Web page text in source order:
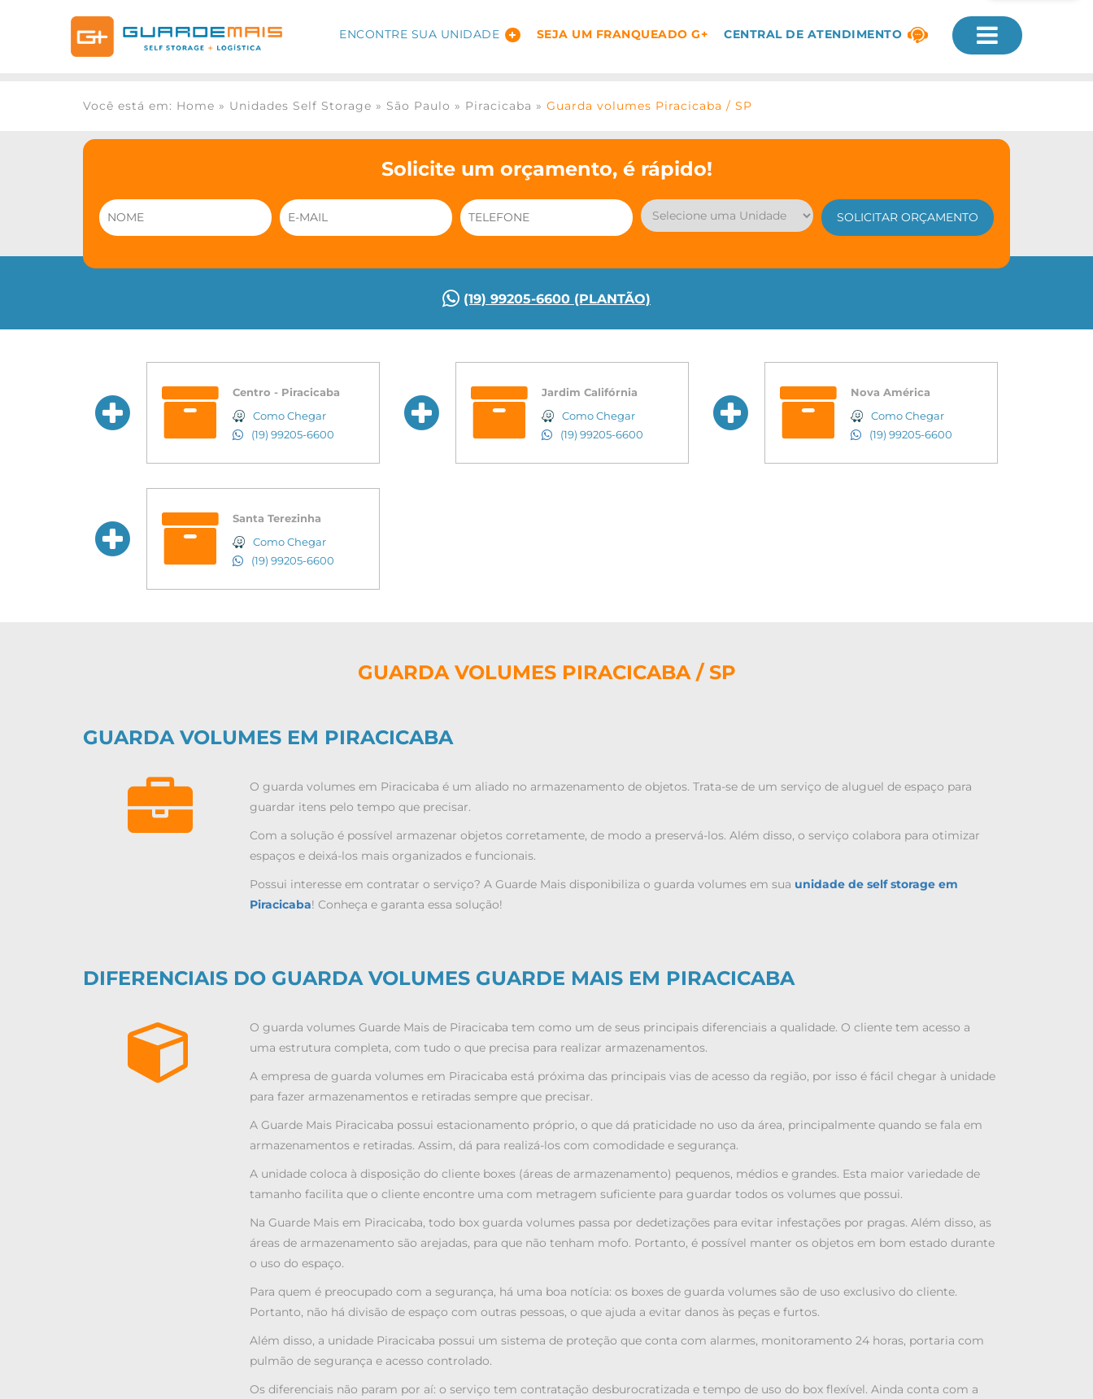
ENCONTRE SUA UNIDADE SEJA UM FRANQUEADO G+ CENTRAL DE ATENDIMENTO
Você está em: Home » Unidades Self Storage » São Paulo » Piracicaba » Guarda volumes Piracicaba / SP
Solicite um orçamento, é rápido!
(19) 99205-6600 (PLANTÃO)
Centro - Piracicaba
Como Chegar
(19) 99205-6600
Jardim Califórnia
Como Chegar
(19) 99205-6600
Nova América
Como Chegar
(19) 99205-6600
Santa Terezinha
Como Chegar
(19) 99205-6600
GUARDA VOLUMES PIRACICABA / SP
GUARDA VOLUMES EM PIRACICABA
O guarda volumes em Piracicaba é um aliado no armazenamento de objetos. Trata-se de um serviço de aluguel de espaço para
guardar itens pelo tempo que precisar.
Com a solução é possível armazenar objetos corretamente, de modo a preservá-los. Além disso, o serviço colabora para otimizar
espaços e deixá-los mais organizados e funcionais.
Possui interesse em contratar o serviço? A Guarde Mais disponibiliza o guarda volumes em sua unidade de self storage em
Piracicaba! Conheça e garanta essa solução!
DIFERENCIAIS DO GUARDA VOLUMES GUARDE MAIS EM PIRACICABA
O guarda volumes Guarde Mais de Piracicaba tem como um de seus principais diferenciais a qualidade. O cliente tem acesso a
uma estrutura completa, com tudo o que precisa para realizar armazenamentos.
A empresa de guarda volumes em Piracicaba está próxima das principais vias de acesso da região, por isso é fácil chegar à unidade
para fazer armazenamentos e retiradas sempre que precisar.
A Guarde Mais Piracicaba possui estacionamento próprio, o que dá praticidade no uso da área, principalmente quando se fala em
armazenamentos e retiradas. Assim, dá para realizá-los com comodidade e segurança.
A unidade coloca à disposição do cliente boxes (áreas de armazenamento) pequenos, médios e grandes. Esta maior variedade de
tamanho facilita que o cliente encontre uma com metragem suficiente para guardar todos os volumes que possui.
Na Guarde Mais em Piracicaba, todo box guarda volumes passa por dedetizações para evitar infestações por pragas. Além disso, as
áreas de armazenamento são arejadas, para que não tenham mofo. Portanto, é possível manter os objetos em bom estado durante
o uso do espaço.
Para quem é preocupado com a segurança, há uma boa notícia: os boxes de guarda volumes são de uso exclusivo do cliente.
Portanto, não há divisão de espaço com outras pessoas, o que ajuda a evitar danos às peças e furtos.
Além disso, a unidade Piracicaba possui um sistema de proteção que conta com alarmes, monitoramento 24 horas, portaria com
pulmão de segurança e acesso controlado.
Os diferenciais não param por aí: o serviço tem contratação desburocratizada e tempo de uso do box flexível. Ainda conta com a